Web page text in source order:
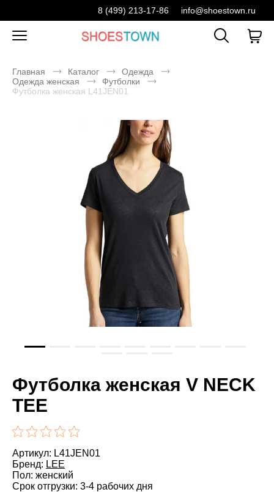
8 (499) 213-17-86 info@shoestown.ru
Главная Каталог
Одежда
Одежда женская
Футболки
Футболка женская L41JEN01
Футболка женская V NECK
TEE
Артикул: L41JEN01
Бренд: LEE
Пол: женский
Срок отгрузки: 3-4 рабочих дня